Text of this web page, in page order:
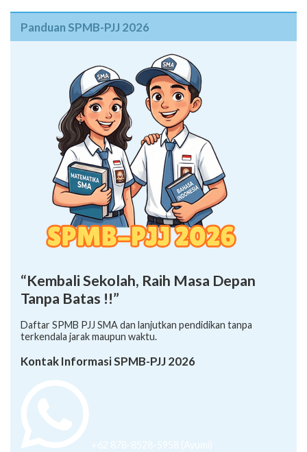
Panduan SPMB-PJJ 2026
“Kembali Sekolah, Raih Masa Depan
Tanpa Batas !!”
Daftar SPMB PJJ SMA dan lanjutkan pendidikan tanpa
terkendala jarak maupun waktu.
Kontak Informasi SPMB-PJJ 2026
+62 878-8528-5958 (Ayumi)